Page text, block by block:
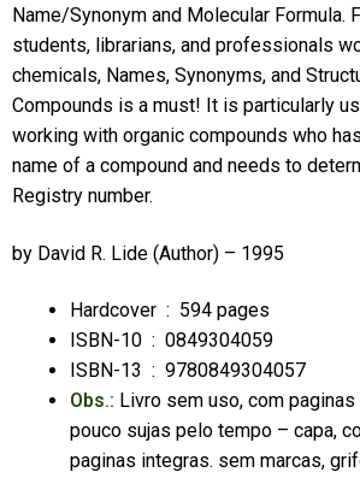
Name/Synonym and Molecular Formula.
students, librarians, and professionals
chemicals, Names, Synonyms, and
Compounds is a must! It is particularly
working with organic compounds who
name of a compound and needs to
Registry number.
by David R. Lide (Author) – 1995
Hardcover ‏ : ‎ 594 pages
ISBN-10 ‏ : ‎ 0849304059
ISBN-13 ‏ : ‎ 9780849304057
Obs.: Livro sem uso, com
pouco sujas pelo tempo – capa,
paginas integras. sem marcas,